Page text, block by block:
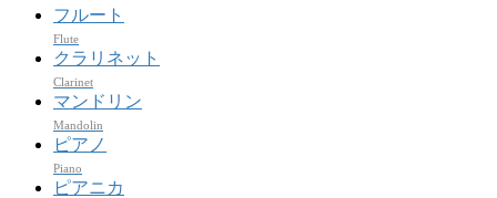
フルート
Flute
クラリネット
Clarinet
マンドリン
Mandolin
ピアノ
Piano
ピアニカ